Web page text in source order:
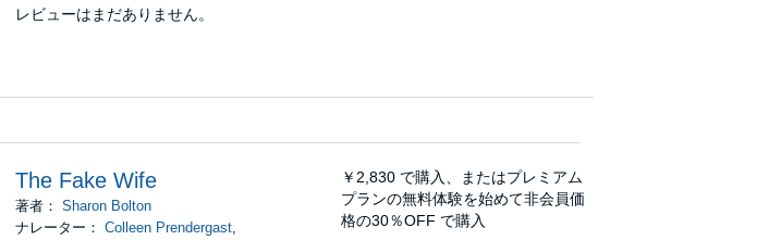
レビューはまだありません。
The Fake Wife
著者：Sharon Bolton
ナレーター：Colleen Prendergast,
￥2,830 で購入、またはプレミアム
プランの無料体験を始めて非会員価
格の30％OFF で購入